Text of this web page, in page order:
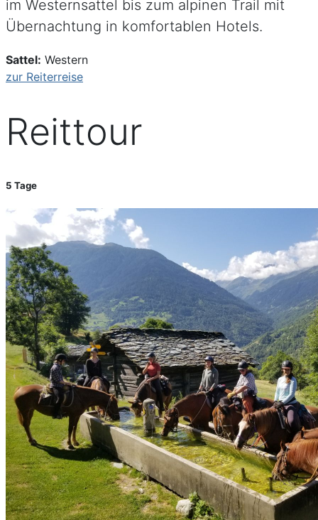
im Westernsattel bis zum alpinen Trail mit
Übernachtung in komfortablen Hotels.
Sattel: Western
zur Reiterreise
Reittour
5 Tage